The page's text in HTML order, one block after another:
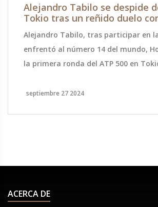
Alejandro Tabilo se despide
Tokio tras un reñido duelo
Alejandro Tabilo, tras participar en
enfrentó al número 14 del mundo,
la primera ronda del ATP 500 en
mostró un juego sólido. Esta derrota
septiembre 27 2024
ACERCA DE